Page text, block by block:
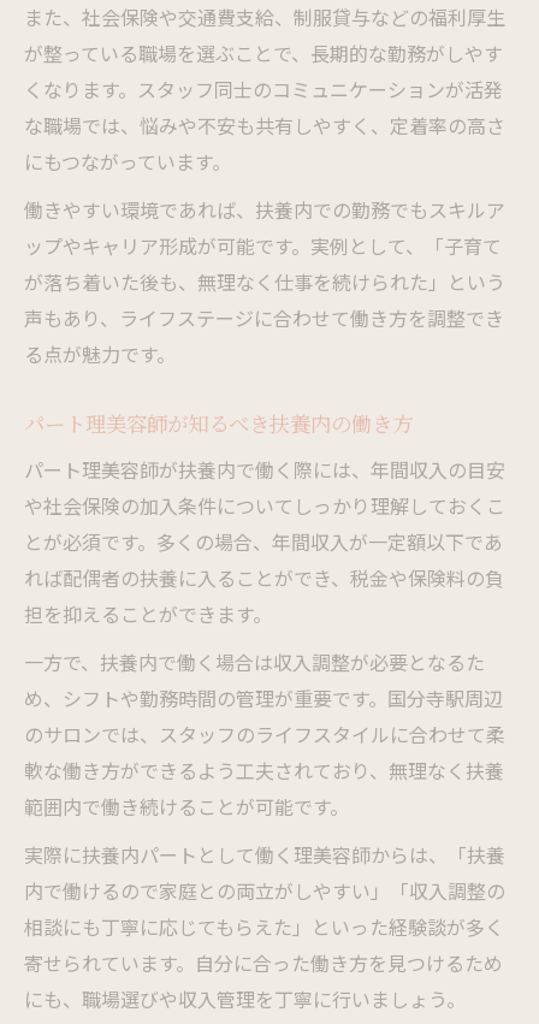
また、社会保険や交通費支給、制服貸与などの福利厚生
が整っている職場を選ぶことで、長期的な勤務がしやす
くなります。スタッフ同士のコミュニケーションが活発
な職場では、悩みや不安も共有しやすく、定着率の高さ
にもつながっています。
働きやすい環境であれば、扶養内での勤務でもスキルア
ップやキャリア形成が可能です。実例として、「子育て
が落ち着いた後も、無理なく仕事を続けられた」という
声もあり、ライフステージに合わせて働き方を調整でき
る点が魅力です。
パート理美容師が知るべき扶養内の働き方
パート理美容師が扶養内で働く際には、年間収入の目安
や社会保険の加入条件についてしっかり理解しておくこ
とが必須です。多くの場合、年間収入が一定額以下であ
れば配偶者の扶養に入ることができ、税金や保険料の負
担を抑えることができます。
一方で、扶養内で働く場合は収入調整が必要となるた
め、シフトや勤務時間の管理が重要です。国分寺駅周辺
のサロンでは、スタッフのライフスタイルに合わせて柔
軟な働き方ができるよう工夫されており、無理なく扶養
範囲内で働き続けることが可能です。
実際に扶養内パートとして働く理美容師からは、「扶養
内で働けるので家庭との両立がしやすい」「収入調整の
相談にも丁寧に応じてもらえた」といった経験談が多く
寄せられています。自分に合った働き方を見つけるため
にも、職場選びや収入管理を丁寧に行いましょう。